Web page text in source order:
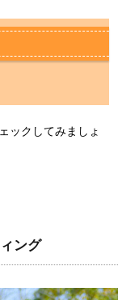
ックしてみましょ
ング